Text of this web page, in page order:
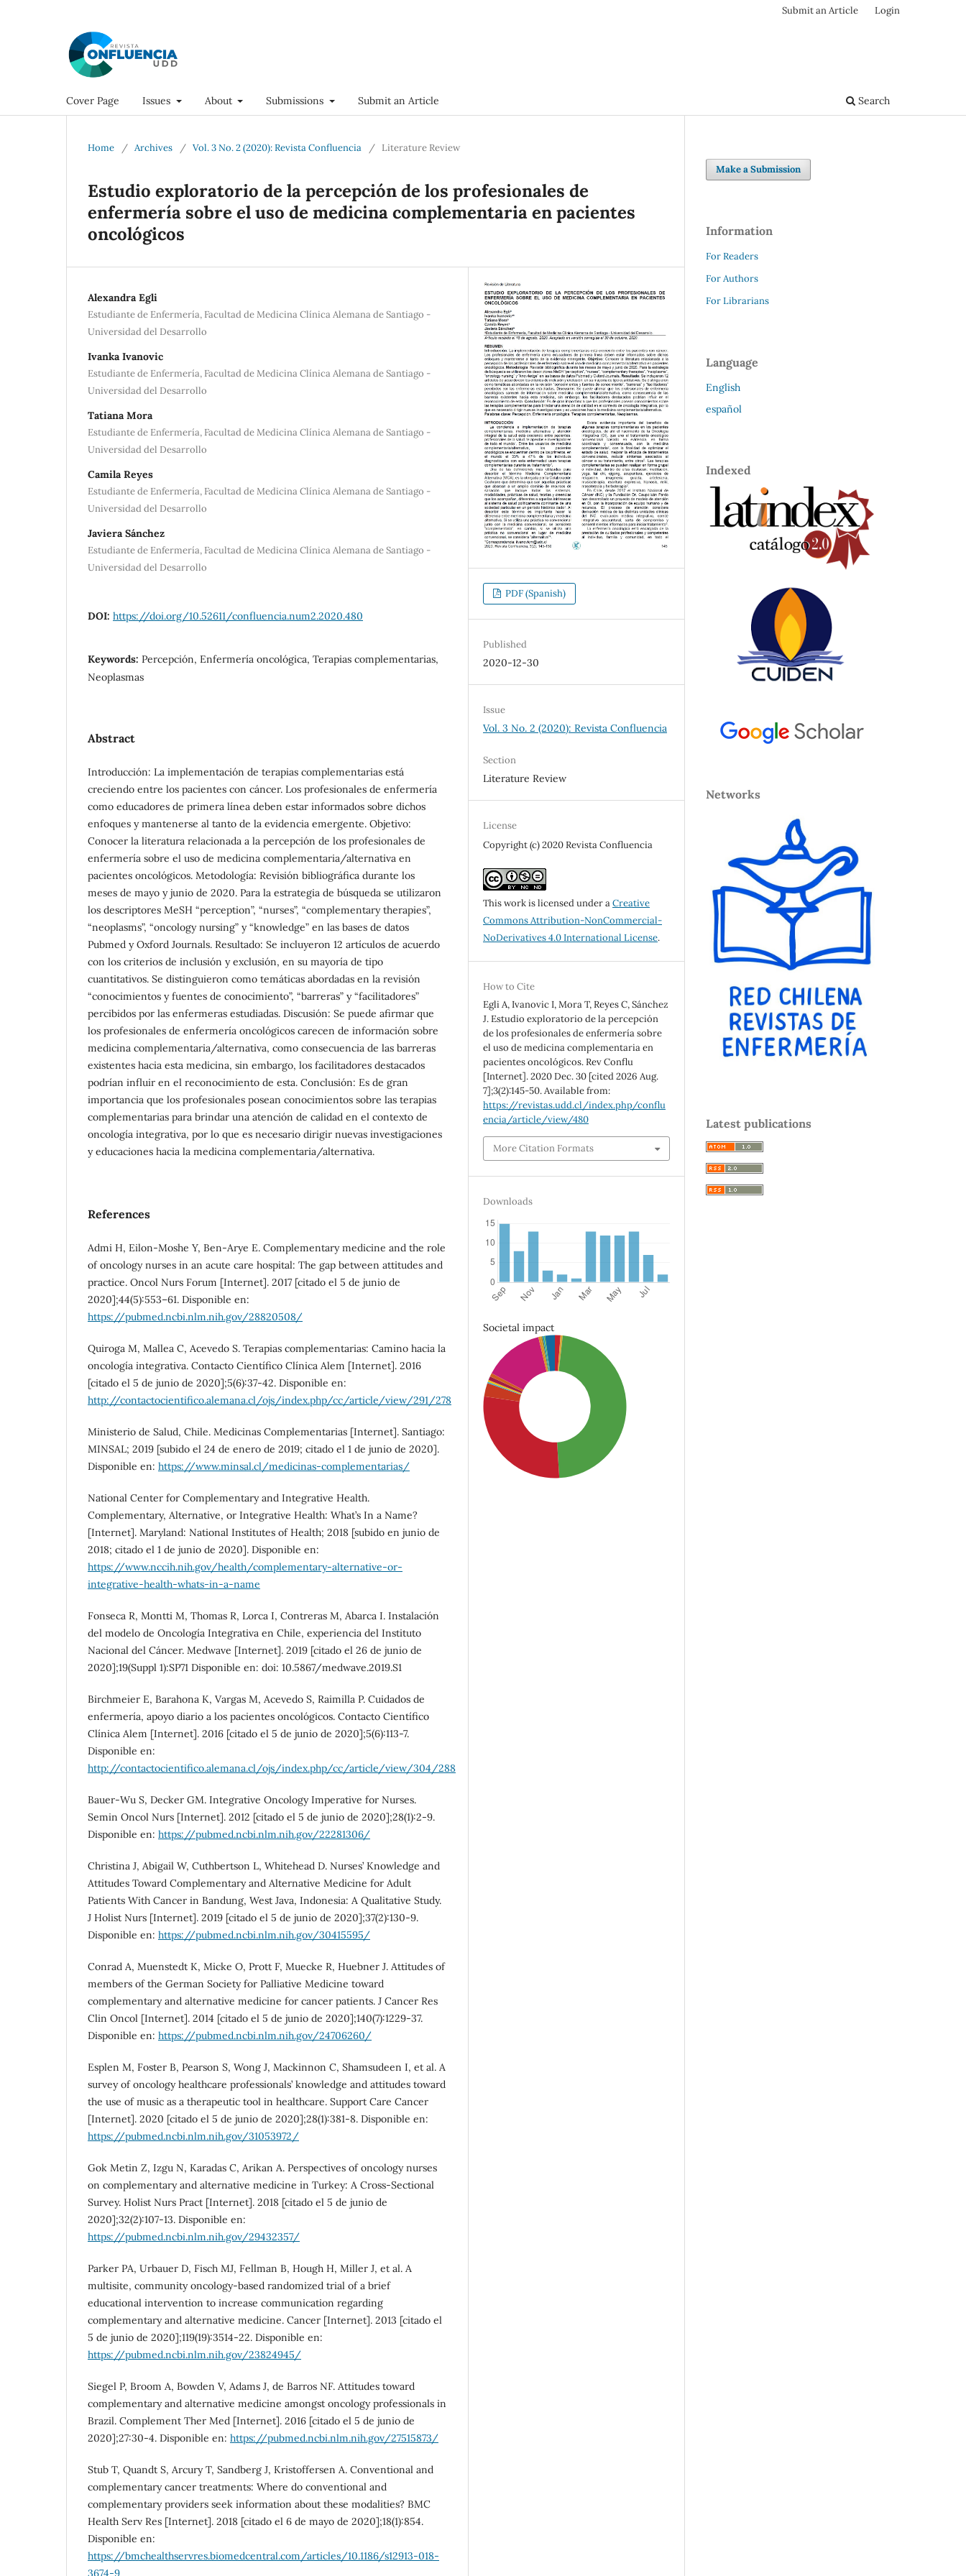
Cover Page Issues About Submissions Submit an Article Search
Submit an Article Login
Home / Archives / Vol. 3 No. 2 (2020): Revista Confluencia / Literature Review
Estudio exploratorio de la percepción de los profesionales de
enfermería sobre el uso de medicina complementaria en pacientes
oncológicos
Alexandra Egli
Estudiante de Enfermería, Facultad de Medicina Clínica Alemana de Santiago -
Universidad del Desarrollo
Ivanka Ivanovic
Estudiante de Enfermería, Facultad de Medicina Clínica Alemana de Santiago -
Universidad del Desarrollo
Tatiana Mora
Estudiante de Enfermería, Facultad de Medicina Clínica Alemana de Santiago -
Universidad del Desarrollo
Camila Reyes
Estudiante de Enfermería, Facultad de Medicina Clínica Alemana de Santiago -
Universidad del Desarrollo
Javiera Sánchez
Estudiante de Enfermería, Facultad de Medicina Clínica Alemana de Santiago -
Universidad del Desarrollo
DOI: https://doi.org/10.52611/confluencia.num2.2020.480
Keywords: Percepción, Enfermería oncológica, Terapias complementarias,
Neoplasmas
Abstract
Introducción: La implementación de terapias complementarias está
creciendo entre los pacientes con cáncer. Los profesionales de enfermería
como educadores de primera línea deben estar informados sobre dichos
enfoques y mantenerse al tanto de la evidencia emergente. Objetivo:
Conocer la literatura relacionada a la percepción de los profesionales de
enfermería sobre el uso de medicina complementaria/alternativa en
pacientes oncológicos. Metodología: Revisión bibliográfica durante los
meses de mayo y junio de 2020. Para la estrategia de búsqueda se utilizaron
los descriptores MeSH “perception”, “nurses”, “complementary therapies”,
“neoplasms”, “oncology nursing” y “knowledge” en las bases de datos
Pubmed y Oxford Journals. Resultado: Se incluyeron 12 artículos de acuerdo
con los criterios de inclusión y exclusión, en su mayoría de tipo
cuantitativos. Se distinguieron como temáticas abordadas en la revisión
“conocimientos y fuentes de conocimiento”, “barreras” y “facilitadores”
percibidos por las enfermeras estudiadas. Discusión: Se puede afirmar que
los profesionales de enfermería oncológicos carecen de información sobre
medicina complementaria/alternativa, como consecuencia de las barreras
existentes hacia esta medicina, sin embargo, los facilitadores destacados
podrían influir en el reconocimiento de esta. Conclusión: Es de gran
importancia que los profesionales posean conocimientos sobre las terapias
complementarias para brindar una atención de calidad en el contexto de
oncología integrativa, por lo que es necesario dirigir nuevas investigaciones
y educaciones hacia la medicina complementaria/alternativa.
References
Admi H, Eilon-Moshe Y, Ben-Arye E. Complementary medicine and the role
of oncology nurses in an acute care hospital: The gap between attitudes and
practice. Oncol Nurs Forum [Internet]. 2017 [citado el 5 de junio de
2020];44(5):553–61. Disponible en:
https://pubmed.ncbi.nlm.nih.gov/28820508/
Quiroga M, Mallea C, Acevedo S. Terapias complementarias: Camino hacia la
oncología integrativa. Contacto Científico Clínica Alem [Internet]. 2016
[citado el 5 de junio de 2020];5(6):37-42. Disponible en:
http://contactocientifico.alemana.cl/ojs/index.php/cc/article/view/291/278
Ministerio de Salud, Chile. Medicinas Complementarias [Internet]. Santiago:
MINSAL; 2019 [subido el 24 de enero de 2019; citado el 1 de junio de 2020].
Disponible en: https://www.minsal.cl/medicinas-complementarias/
National Center for Complementary and Integrative Health.
Complementary, Alternative, or Integrative Health: What’s In a Name?
[Internet]. Maryland: National Institutes of Health; 2018 [subido en junio de
2018; citado el 1 de junio de 2020]. Disponible en:
https://www.nccih.nih.gov/health/complementary-alternative-or-
integrative-health-whats-in-a-name
Fonseca R, Montti M, Thomas R, Lorca I, Contreras M, Abarca I. Instalación
del modelo de Oncología Integrativa en Chile, experiencia del Instituto
Nacional del Cáncer. Medwave [Internet]. 2019 [citado el 26 de junio de
2020];19(Suppl 1):SP71 Disponible en: doi: 10.5867/medwave.2019.S1
Birchmeier E, Barahona K, Vargas M, Acevedo S, Raimilla P. Cuidados de
enfermería, apoyo diario a los pacientes oncológicos. Contacto Científico
Clínica Alem [Internet]. 2016 [citado el 5 de junio de 2020];5(6):113-7.
Disponible en:
http://contactocientifico.alemana.cl/ojs/index.php/cc/article/view/304/288
Bauer-Wu S, Decker GM. Integrative Oncology Imperative for Nurses.
Semin Oncol Nurs [Internet]. 2012 [citado el 5 de junio de 2020];28(1):2-9.
Disponible en: https://pubmed.ncbi.nlm.nih.gov/22281306/
Christina J, Abigail W, Cuthbertson L, Whitehead D. Nurses’ Knowledge and
Attitudes Toward Complementary and Alternative Medicine for Adult
Patients With Cancer in Bandung, West Java, Indonesia: A Qualitative Study.
J Holist Nurs [Internet]. 2019 [citado el 5 de junio de 2020];37(2):130-9.
Disponible en: https://pubmed.ncbi.nlm.nih.gov/30415595/
Conrad A, Muenstedt K, Micke O, Prott F, Muecke R, Huebner J. Attitudes of
members of the German Society for Palliative Medicine toward
complementary and alternative medicine for cancer patients. J Cancer Res
Clin Oncol [Internet]. 2014 [citado el 5 de junio de 2020];140(7):1229-37.
Disponible en: https://pubmed.ncbi.nlm.nih.gov/24706260/
Esplen M, Foster B, Pearson S, Wong J, Mackinnon C, Shamsudeen I, et al. A
survey of oncology healthcare professionals’ knowledge and attitudes toward
the use of music as a therapeutic tool in healthcare. Support Care Cancer
[Internet]. 2020 [citado el 5 de junio de 2020];28(1):381-8. Disponible en:
https://pubmed.ncbi.nlm.nih.gov/31053972/
Gok Metin Z, Izgu N, Karadas C, Arikan A. Perspectives of oncology nurses
on complementary and alternative medicine in Turkey: A Cross-Sectional
Survey. Holist Nurs Pract [Internet]. 2018 [citado el 5 de junio de
2020];32(2):107-13. Disponible en:
https://pubmed.ncbi.nlm.nih.gov/29432357/
Parker PA, Urbauer D, Fisch MJ, Fellman B, Hough H, Miller J, et al. A
multisite, community oncology-based randomized trial of a brief
educational intervention to increase communication regarding
complementary and alternative medicine. Cancer [Internet]. 2013 [citado el
5 de junio de 2020];119(19):3514-22. Disponible en:
https://pubmed.ncbi.nlm.nih.gov/23824945/
Siegel P, Broom A, Bowden V, Adams J, de Barros NF. Attitudes toward
complementary and alternative medicine amongst oncology professionals in
Brazil. Complement Ther Med [Internet]. 2016 [citado el 5 de junio de
2020];27:30-4. Disponible en: https://pubmed.ncbi.nlm.nih.gov/27515873/
Stub T, Quandt S, Arcury T, Sandberg J, Kristoffersen A. Conventional and
complementary cancer treatments: Where do conventional and
complementary providers seek information about these modalities? BMC
Health Serv Res [Internet]. 2018 [citado el 6 de mayo de 2020];18(1):854.
Disponible en:
https://bmchealthservres.biomedcentral.com/articles/10.1186/s12913-018-
3674-9
PDF (Spanish)
Published
2020-12-30
Issue
Vol. 3 No. 2 (2020): Revista Confluencia
Section
Literature Review
License
Copyright (c) 2020 Revista Confluencia
This work is licensed under aCreative
Commons Attribution-NonCommercial-
NoDerivatives 4.0 International License.
How to Cite
Egli A, Ivanovic I, Mora T, Reyes C, Sánchez
J. Estudio exploratorio de la percepción
de los profesionales de enfermería sobre
el uso de medicina complementaria en
pacientes oncológicos. Rev Conflu
[Internet]. 2020 Dec. 30 [cited 2026 Aug.
7];3(2):145-50. Available from:
https://revistas.udd.cl/index.php/conflu
encia/article/view/480
More Citation Formats
Downloads
Societal impact
Make a Submission
Information
For Readers
For Authors
For Librarians
Language
English
español
Indexed
Networks
Latest publications